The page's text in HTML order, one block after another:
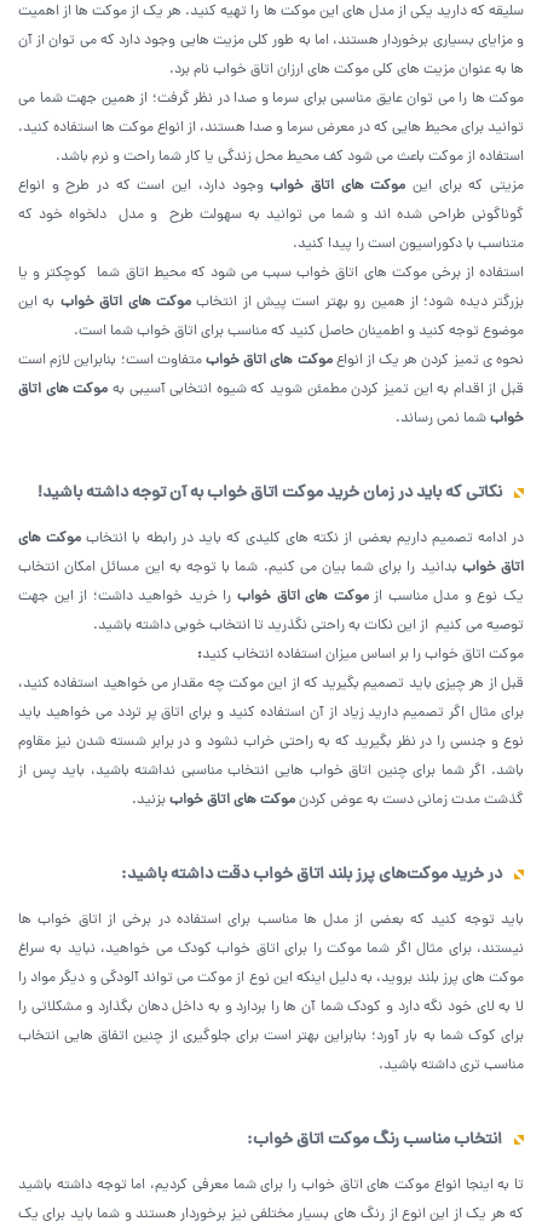
سلیقه که دارید یکی از مدل‌ های این موکت ها را تهیه کنید. هر یک از موکت ‌ها از اهمیت‌
و مزایای بسیاری برخوردار هستند، اما به طور کلی مزیت‌ هایی وجود دارد که می ‌توان از آن‌
ها به عنوان مزیت‌ های کلی موکت های ارزان اتاق خواب نام برد.
موکت ‌ها را می‌ توان عایق مناسبی برای سرما و صدا در نظر گرفت؛ از همین جهت شما می‌
توانید برای محیط‌ هایی که در معرض سرما و صدا هستند، از انواع موکت ها استفاده کنید.
استفاده از موکت باعث می ‌شود کف محیط محل زندگی یا کار شما راحت و نرم باشد.
مزیتی که برای این موکت های اتاق خوابوجود دارد، این است که در طرح‌ و انواع
گوناگونی طراحی شده اند و شما می‌ توانید به سهولت طرح و مدل دلخواه خود که
متناسب با دکوراسیون است را پیدا کنید.
استفاده از برخی موکت ‌های اتاق خواب سبب می‌ شود که محیط اتاق شما کوچکتر و یا
بزرگتر دیده شود؛ از همین رو بهتر است پیش از انتخابموکت های اتاق خواب به این
موضوع توجه کنید و اطمینان حاصل کنید که مناسب برای اتاق خواب شما است.
نحوه ی تمیز کردن هر یک از انواعموکت های اتاق خوابمتفاوت است؛ بنابراین لازم است
قبل از اقدام به این تمیز کردن مطمئن شوید که شیوه انتخابی آسیبی به موکت های اتاق
خوابشما نمی ‌رساند.
نکاتی که باید در زمان خرید موکت اتاق خواب به آن توجه داشته باشید!
در ادامه تصمیم داریم بعضی از نکته های کلیدی که باید در رابطه با انتخاب موکت های
اتاق خواب بدانید را برای شما بیان می ‌کنیم. شما با توجه به این مسائل امکان انتخاب
یک نوع و مدل مناسب ازموکت های اتاق خواب را خرید خواهید داشت؛ از این جهت
توصیه می کنیم از این نکات به راحتی نگذرید تا انتخاب خوبی داشته باشید.
موکت اتاق خواب را بر اساس میزان استفاده انتخاب کنید:
قبل از هر چیزی باید تصمیم بگیرید که از این موکت چه مقدار می‌ خواهید استفاده کنید،
برای مثال اگر تصمیم دارید زیاد از آن استفاده کنید و برای اتاق پر تردد می خواهید باید
نوع و جنسی را در نظر بگیرید که به راحتی خراب نشود و در برابر شسته شدن نیز مقاوم
باشد. اگر شما برای چنین اتاق خواب هایی انتخاب مناسبی نداشته باشید، باید پس از
گذشت مدت زمانی دست به عوض کردنموکت های اتاق خواببزنید.
در خرید موکت‌های پرز بلند اتاق‌ خواب‌ دقت داشته باشید:
باید توجه کنید که بعضی از مدل ‌ها مناسب برای استفاده در برخی از اتاق خواب ها
نیستند، برای مثال اگر شما موکت را برای اتاق‌ خواب کودک می خواهید، نباید به سراغ
موکت ‌های پرز بلند بروید، به دلیل اینکه این نوع از موکت می ‌تواند آلودگی و دیگر مواد را
لا به لای خود نگه دارد و کودک شما آن ‌ها را بردارد و به داخل دهان بگذارد و مشکلاتی را
برای کوک شما به بار آورد؛ بنابراین بهتر است برای جلوگیری از چنین اتفاق هایی انتخاب
مناسب تری داشته باشید.
انتخاب مناسب رنگ موکت اتاق خواب:
تا به اینجا انواع موکت های اتاق‌ خواب‌ را برای شما معرفی کردیم، اما توجه داشته باشید
که هر یک از این انوع از رنگ ‌های بسیار مختلفی نیز برخوردار هستند و شما باید برای یک